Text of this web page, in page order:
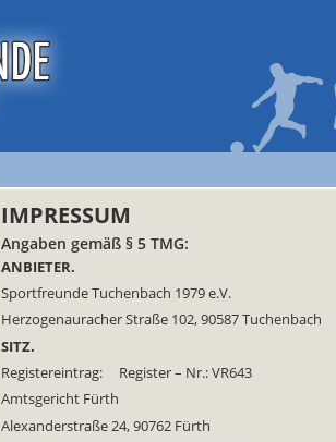
IMPRESSUM
Angaben gemäß § 5 TMG:
ANBIETER.
Sportfreunde Tuchenbach 1979 e.V.
Herzogenauracher Straße 102, 90587 Tuchenbach
SITZ.
Registereintrag: Register – Nr.: VR643
Amtsgericht Fürth
Alexanderstraße 24, 90762 Fürth